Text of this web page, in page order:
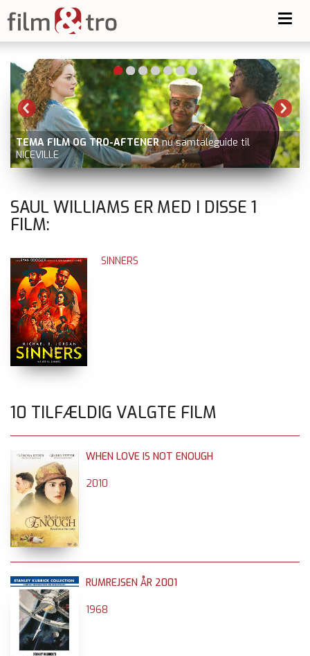
TEMA FILM OG TRO-AFTENER nu samtaleguide til
NICEVILLE
SAUL WILLIAMS ER MED I DISSE 1
FILM:
SINNERS
10 TILFÆLDIG VALGTE FILM
WHEN LOVE IS NOT ENOUGH
2010
RUMREJSEN ÅR 2001
1968